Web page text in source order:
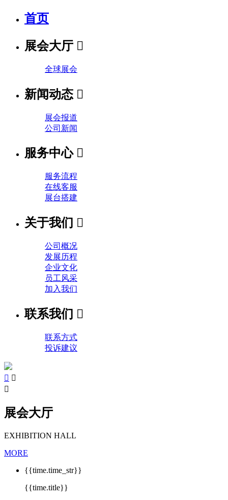
首页
展会大厅 
全球展会
新闻动态 
展会报道
公司新闻
服务中心 
服务流程
在线客服
展台搭建
关于我们 
公司概况
发展历程
企业文化
员工风采
加入我们
联系我们 
联系方式
投诉建议
 

展会大厅
EXHIBITION HALL
MORE
{{time.time_str}}
{{time.title}}